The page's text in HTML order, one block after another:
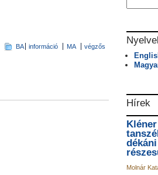
BA
információ MA végzős
Hírek
Molnár